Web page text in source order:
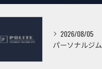
2026/08/05